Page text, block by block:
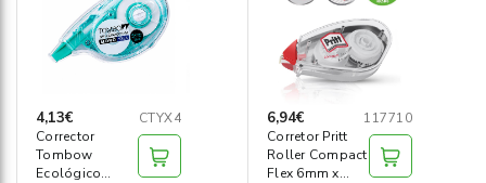
4,13€
CTYX4
Corrector
Tombow
Ecológico
6,94€
117710
Corretor Pritt
Roller Compact
Flex 6mm x